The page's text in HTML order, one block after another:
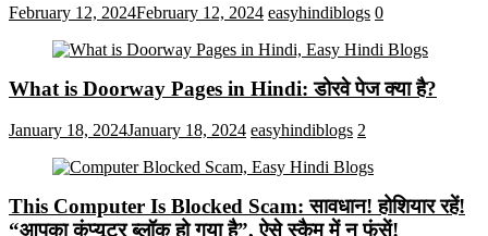
February 12, 2024February 12, 2024 easyhindiblogs 0
What is Doorway Pages in Hindi: डोरवे पेज क्या है?
January 18, 2024January 18, 2024 easyhindiblogs 2
This Computer Is Blocked Scam: सावधान! होशियार रहें!
“आपका कंप्यूटर ब्लॉक हो गया है”, ऐसे स्कैम में न फंसें!